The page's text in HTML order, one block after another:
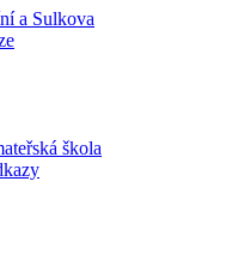
a Sulkova
škola